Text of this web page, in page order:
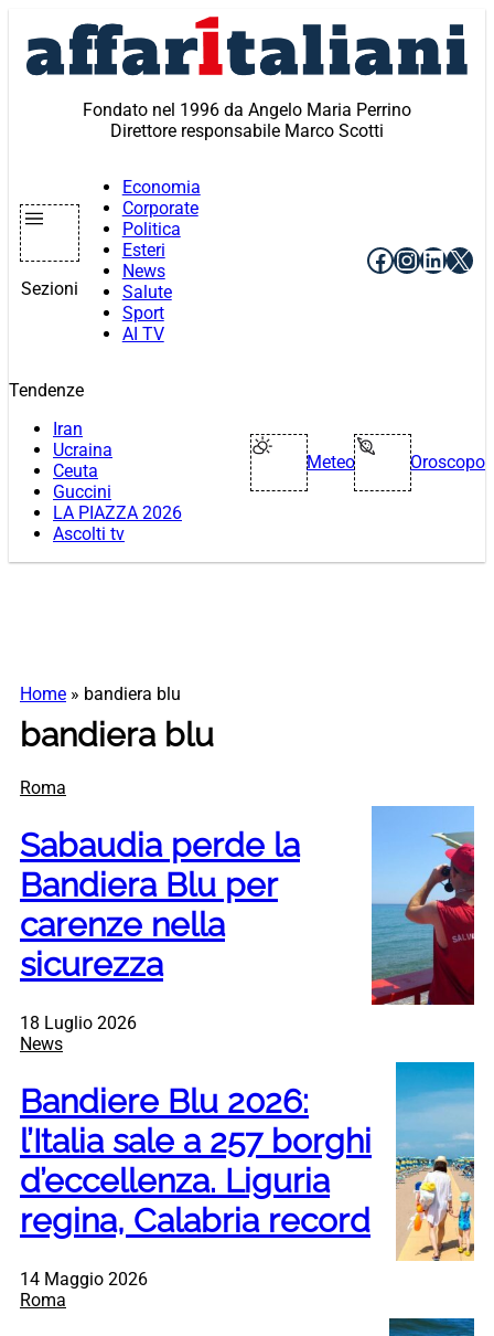
contenuto
Fondato nel 1996 da Angelo Maria Perrino
Direttore responsabile Marco Scotti
Sezioni
Economia
Corporate
Politica
Esteri
News
Salute
Sport
AI TV
Facebook
X
Tendenze
Iran
Ucraina
Ceuta
Guccini
LA PIAZZA 2026
Ascolti tv
Meteo Oroscopo
Home » bandiera blu
bandiera blu
Roma
Sabaudia perde la
Bandiera Blu per
carenze nella
sicurezza
18 Luglio 2026
News
Bandiere Blu 2026:
l’Italia sale a 257 borghi
d’eccellenza. Liguria
regina, Calabria record
14 Maggio 2026
Roma